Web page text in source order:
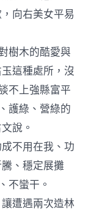
向右美女平易
樹木的酷愛與
這種處所，沒
不上強縣富平
護綠、營綠的
說。
不用在我、功
、穩定展攤
不蠻干。
遭遇兩次造林